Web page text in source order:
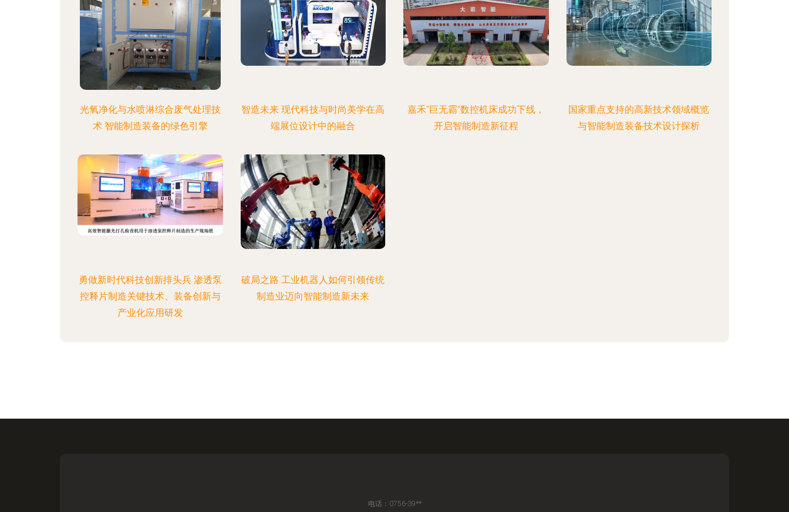
光氧净化与水喷淋综合废气处理技
术 智能制造装备的绿色引擎
智造未来 现代科技与时尚美学在高
端展位设计中的融合
嘉禾“巨无霸”数控机床成功下线，
开启智能制造新征程
国家重点支持的高新技术领域概览
与智能制造装备技术设计探析
勇做新时代科技创新排头兵 渗透泵
控释片制造关键技术、装备创新与
产业化应用研发
破局之路 工业机器人如何引领传统
制造业迈向智能制造新未来
电话：0756-39**